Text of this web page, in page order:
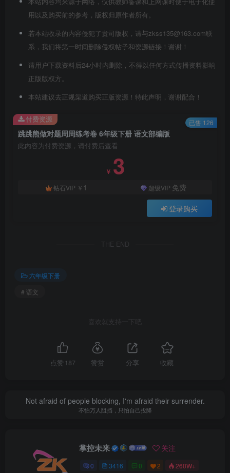
用以及购买前的参考，版权归原作者所有。
若本站收录的内容侵犯了贵司版权，请与zkss135@163.com联
系，我们将第一时间删除侵权帖子和资源链接！谢谢！
请用户下载资料后24小时内删除，不得以任何方式传播资料影响
正版版权方。
本站建议去正规渠道购买正版资源！特此声明，谢谢配合！
跳跳熊做对题周周练考卷 6年级下册 语文部编版
此内容为付费资源，请付费后查看
￥ 3
钻石VIP ￥ 1 超级VIP 免费
登录购买
付费资源 已售 126
THE END
六年级下册
# 语文
喜欢就支持一下吧
点赞 187 赞赏 分享 收藏
Not afraid of people blocking, I'm afraid their surrender.
不怕万人阻挡，只怕自己投降
掌控未来 关注
0 3416 0 2 260W+